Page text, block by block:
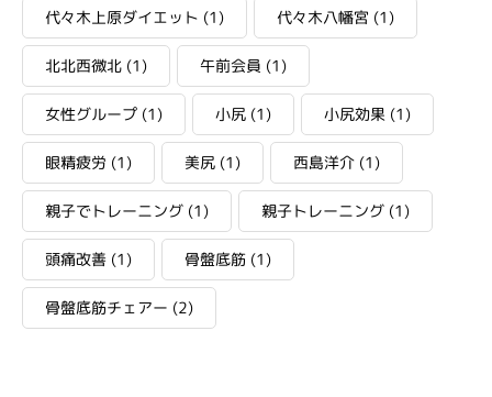
代々木上原ダイエット (1) 代々木八幡宮 (1)
北北西微北 (1) 午前会員 (1)
女性グループ (1) 小尻 (1) 小尻効果 (1)
眼精疲労 (1) 美尻 (1) 西島洋介 (1)
親子でトレーニング (1) 親子トレーニング (1)
頭痛改善 (1) 骨盤底筋 (1)
骨盤底筋チェアー (2)